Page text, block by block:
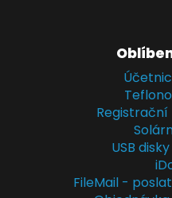
Registrační
USB
FileMail -